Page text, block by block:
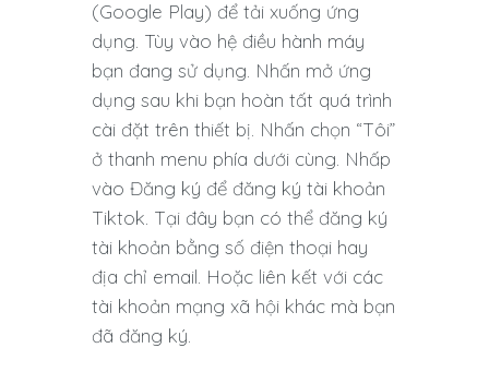
(Google Play) để tải xuống ứng
dụng. Tùy vào hệ điều hành máy
bạn đang sử dụng. Nhấn mở ứng
dụng sau khi bạn hoàn tất quá trình
cài đặt trên thiết bị. Nhấn chọn “Tôi”
ở thanh menu phía dưới cùng. Nhấp
vào Đăng ký để đăng ký tài khoản
Tiktok. Tại đây bạn có thể đăng ký
tài khoản bằng số điện thoại hay
địa chỉ email. Hoặc liên kết với các
tài khoản mạng xã hội khác mà bạn
đã đăng ký.